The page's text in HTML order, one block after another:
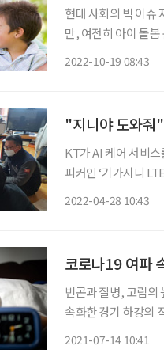
현대 사회의 빅 이슈
만, 여전히 아이 돌
2022-10-19 08:43
"지니야 도와줘
KT가 AI 케어 서비
피커인 ‘기가지니
2022-04-28 10:43
코로나19 여파
빈곤과 질병, 고립의
속화한 경기 하강의 직격탄을 맞고 있다. 가뜩
2021-07-14 10:41